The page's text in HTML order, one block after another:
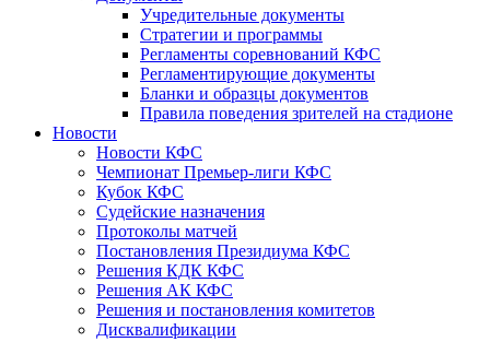
Учредительные документы
Стратегии и программы
Регламенты соревнований КФС
Регламентирующие документы
Бланки и образцы документов
Правила поведения зрителей на стадионе
Новости
Новости КФС
Чемпионат Премьер-лиги КФС
Кубок КФС
Судейские назначения
Протоколы матчей
Постановления Президиума КФС
Решения КДК КФС
Решения АК КФС
Решения и постановления комитетов
Дисквалификации